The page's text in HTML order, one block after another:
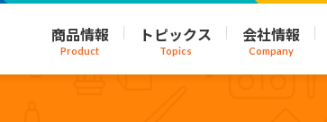
商品情報
Product
トピックス
Topics
会社情報
Company